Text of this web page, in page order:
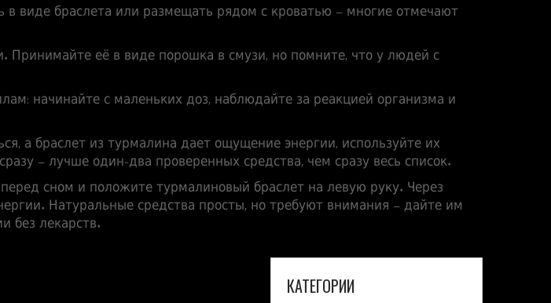
виде браслета или размещать рядом с кроватью – многие отмечают
Принимайте её в виде порошка в смузи, но помните, что у людей с
начинайте с маленьких доз, наблюдайте за реакцией организма и
а браслет из турмалина дает ощущение энергии, используйте их
– лучше один‑два проверенных средства, чем сразу весь список.
сном и положите турмалиновый браслет на левую руку. Через
Натуральные средства просты, но требуют внимания – дайте им
без лекарств.
КАТЕГОРИИ